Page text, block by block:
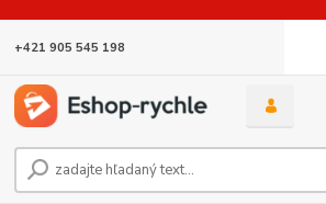
+421 905 545 198